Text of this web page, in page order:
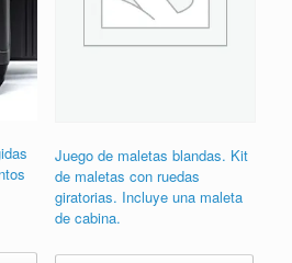
Juego de maletas blandas. Kit
de maletas con ruedas
giratorias. Incluye una maleta
de cabina.